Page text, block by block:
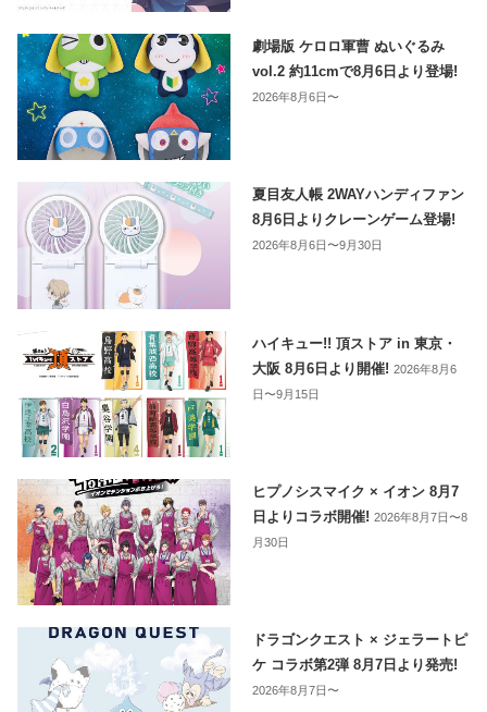
劇場版 ケロロ軍曹 ぬいぐるみ
vol.2 約11cmで8月6日より登場!
2026年8月6日〜
夏目友人帳 2WAYハンディファン
8月6日よりクレーンゲーム登場!
2026年8月6日〜9月30日
ハイキュー!! 頂ストア in 東京・
大阪 8月6日より開催!2026年8月6
日〜9月15日
ヒプノシスマイク × イオン 8月7
日よりコラボ開催!2026年8月7日〜8
月30日
ドラゴンクエスト × ジェラートピ
ケ コラボ第2弾 8月7日より発売!
2026年8月7日〜